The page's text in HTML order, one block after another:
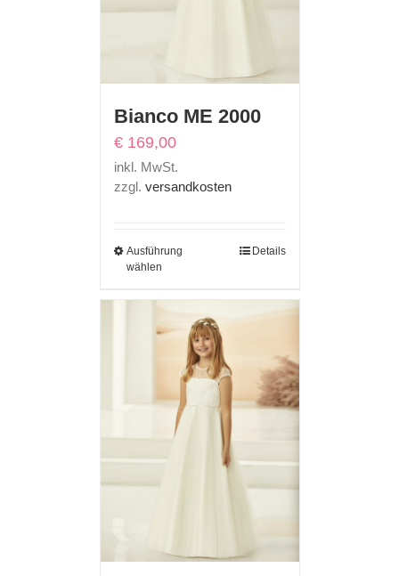
Bianco ME 2000
€169,00
inkl. MwSt.
zzgl. versandkosten
Ausführung
wählen
Details